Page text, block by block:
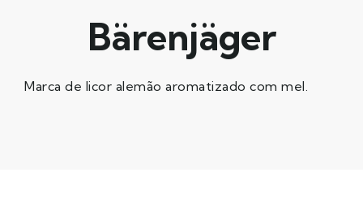
Bärenjäger
Marca de licor alemão aromatizado com mel.